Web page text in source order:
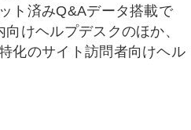
ト済みQ&Aデータ搭載で
けヘルプデスクのほか、
化のサイト訪問者向けヘル